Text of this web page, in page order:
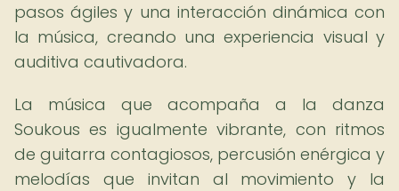
pasos ágiles y una interacción dinámica con
la música, creando una experiencia visual y
auditiva cautivadora.
La música que acompaña a la danza
Soukous es igualmente vibrante, con ritmos
de guitarra contagiosos, percusión enérgica y
melodías que invitan al movimiento y la